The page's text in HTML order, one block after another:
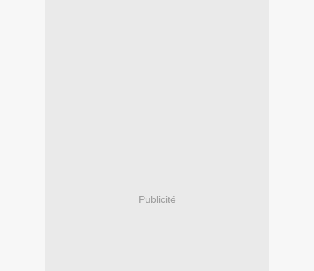
Publicité